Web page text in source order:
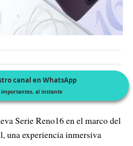
canal en WhatsApp
importantes, al instante
Serie Reno16 en el marco del
una experiencia inmersiva